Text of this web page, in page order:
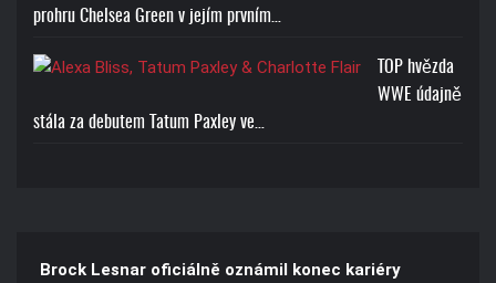
prohru Chelsea Green v jejím prvním…
TOP hvězda
WWE údajně
stála za debutem Tatum Paxley ve…
Brock Lesnar oficiálně oznámil konec kariéry